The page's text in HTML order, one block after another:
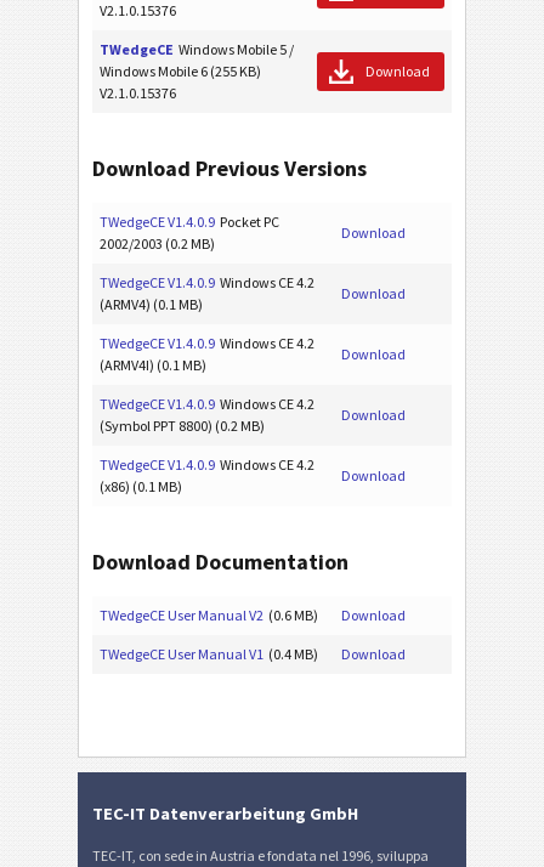
V2.1.0.15376
TWedgeCE Windows Mobile 5 /
Windows Mobile 6 (255 KB)
V2.1.0.15376
Download
Download Previous Versions
TWedgeCE V1.4.0.9 Pocket PC
2002/2003 (0.2 MB)
Download
TWedgeCE V1.4.0.9 Windows CE 4.2
(ARMV4) (0.1 MB)
Download
TWedgeCE V1.4.0.9 Windows CE 4.2
(ARMV4I) (0.1 MB)
Download
TWedgeCE V1.4.0.9 Windows CE 4.2
(Symbol PPT 8800) (0.2 MB)
Download
TWedgeCE V1.4.0.9 Windows CE 4.2
(x86) (0.1 MB)
Download
Download Documentation
TWedgeCE User Manual V2 (0.6 MB) Download
TWedgeCE User Manual V1 (0.4 MB) Download
TEC-IT Datenverarbeitung GmbH
TEC-IT, con sede in Austria e fondata nel 1996, sviluppa